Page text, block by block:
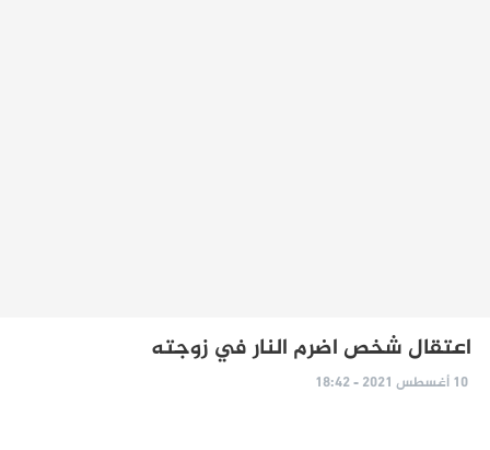
اعتقال شخص اضرم النار في زوجته
10 أغسطس 2021 - 18:42